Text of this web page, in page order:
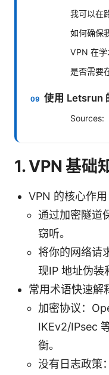
我可以在
如何确保
VPN 在学
是否需要
使用 Letsrun
Sources:
1. VPN 基础
VPN 的核心作用
通过加密隧道
窃听。
将你的网络请
现IP 地址伪装
常用术语快速解
加密协议：
IKEv2/IPsec
衡。
没有日志政策